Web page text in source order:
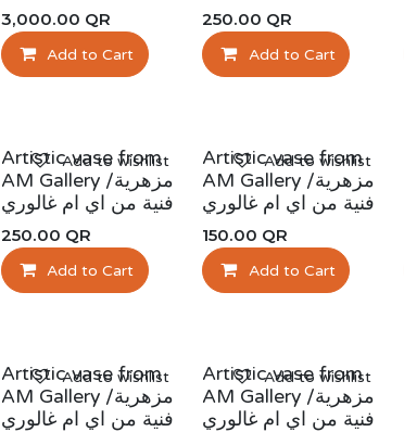
3,000.00 QR
Add to Cart
250.00 QR
Add to Cart
Artistic vase from
AM Gallery /مزهرية
فنية من اي ام غالوري
250.00 QR
Add to Cart
Add to wishlist
Artistic vase from
AM Gallery /مزهرية
فنية من اي ام غالوري
150.00 QR
Add to Cart
Add to wishlist
Artistic vase from
AM Gallery /مزهرية
فنية من اي ام غالوري
Add to wishlist
Artistic vase from
AM Gallery /مزهرية
فنية من اي ام غالوري
Add to wishlist